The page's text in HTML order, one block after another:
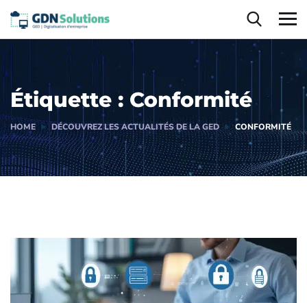
Étiquette : Conformité
HOME DÉCOUVREZ LES ACTUALITÉS DE LA GED CONFORMITÉ